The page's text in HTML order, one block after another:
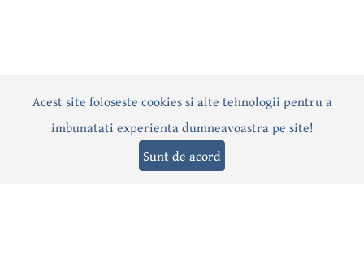
ActualitatePoliticăSocialEvenimentInterviuri
Editorial Sport Anunțuri
Acest site foloseste cookies si alte tehnologii pentru a
imbunatati experienta dumneavoastra pe site!
Sunt de acord